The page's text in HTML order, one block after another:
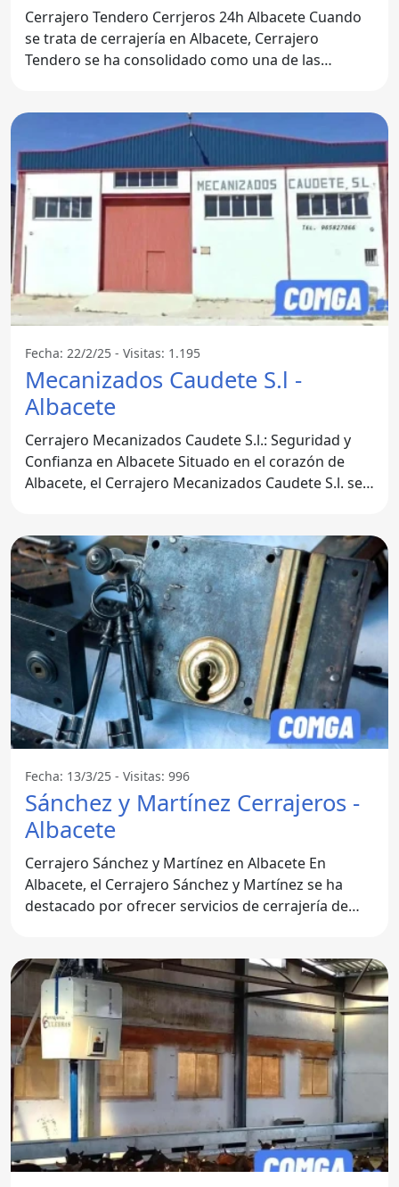
Cerrajero Tendero Cerrjeros 24h Albacete Cuando
se trata de cerrajería en Albacete, Cerrajero
Tendero se ha consolidado como una de las
Fecha: 22/2/25 - Visitas: 1.195
Mecanizados Caudete S.l -
Albacete
Cerrajero Mecanizados Caudete S.l.: Seguridad y
Confianza en Albacete Situado en el corazón de
Albacete, el Cerrajero Mecanizados Caudete S.l. se
Fecha: 13/3/25 - Visitas: 996
Sánchez y Martínez Cerrajeros -
Albacete
Cerrajero Sánchez y Martínez en Albacete En
Albacete, el Cerrajero Sánchez y Martínez se ha
destacado por ofrecer servicios de cerrajería de